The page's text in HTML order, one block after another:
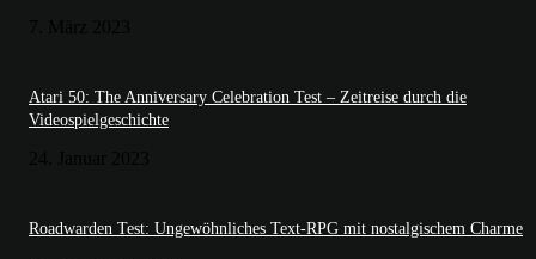
Atari 50: The Anniversary Celebration Test – Zeitreise durch die
Videospielgeschichte
Roadwarden Test: Ungewöhnliches Text-RPG mit nostalgischem Charme